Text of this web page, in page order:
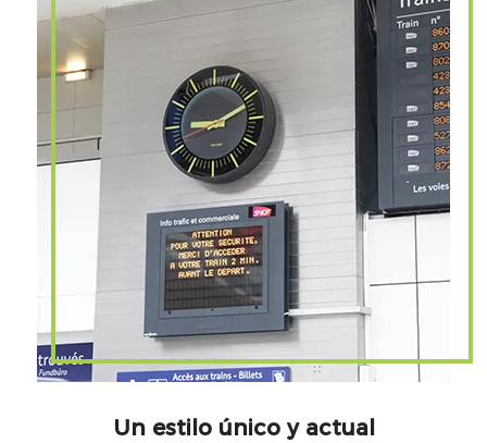
Un estilo único y actual